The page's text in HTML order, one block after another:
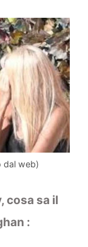
dal web)
cosa sa il
: